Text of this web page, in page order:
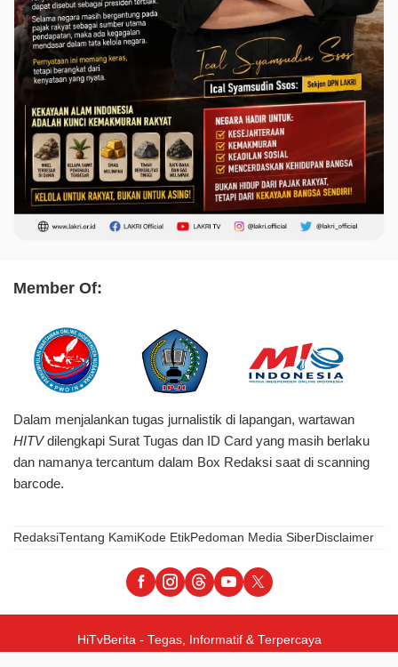
Member Of:
Dalam menjalankan tugas jurnalistik di lapangan, wartawan
HITVdilengkapi Surat Tugas dan ID Card yang masih berlaku
dan namanya tercantum dalam Box Redaksi saat di scanning
barcode.
RedaksiTentang KamiKode EtikPedoman Media SiberDisclaimer
HiTvBerita - Tegas, Informatif & Terpercaya